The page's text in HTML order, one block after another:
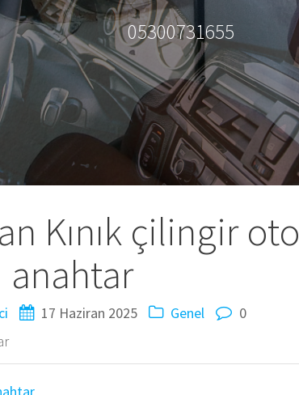
05300731655
Kınık çilingir oto
anahtar
17 Haziran 2025 Genel
0